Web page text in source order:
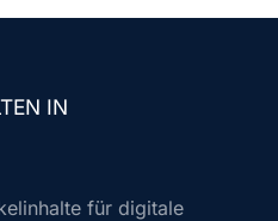
IN
für digitale